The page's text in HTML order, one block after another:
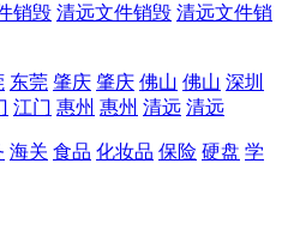
销毁 清远文件销毁 清远文件销
东莞 肇庆 肇庆 佛山 佛山 深圳
江门 惠州 惠州 清远 清远
海关 食品 化妆品 保险 硬盘 学